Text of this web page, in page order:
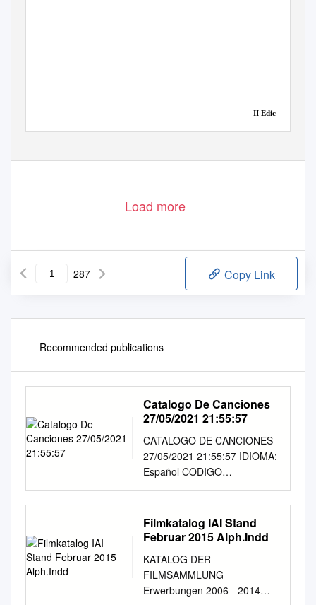
II Edición
Quito, Julio 2006
Load more
287 Copy Link
Recommended publications
Catalogo De Canciones
27/05/2021 21:55:57
CATALOGO DE CANCIONES
27/05/2021 21:55:57 IDIOMA:
Español CODIGO
INTERPRETE TITULO
ES20456 A.B. QUINTANILLA
AMOR PROHIBIDO ES20467
A.B. QUINTANILLA COMO LA
CHIQUITITA (ESPAÑOL)
ES10381 ABBA
FERNANDO(ESPAÑOL)
Filmkatalog IAI Stand
Februar 2015 Alph.Indd
KATALOG DER
FILMSAMMLUNG
Erwerbungen 2006 - 2014